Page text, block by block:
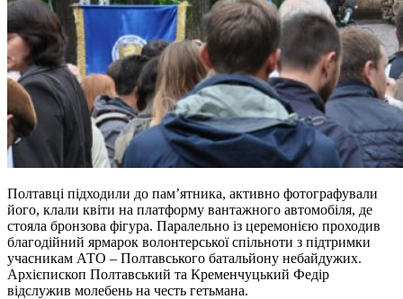
Полтавці підходили до пам’ятника, активно фотографували
його, клали квіти на платформу вантажного автомобіля, де
стояла бронзова фігура. Паралельно із церемонією проходив
благодійний ярмарок волонтерської спільноти з підтримки
учасникам АТО – Полтавського батальйону небайдужих.
Архієпископ Полтавський та Кременчуцький Федір
відслужив молебень на честь гетьмана.